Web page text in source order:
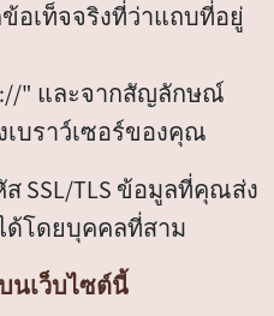
อเท็จจริงที่ว่าแถบที่อยู่
" และจากสัญลักษณ์
บราว์เซอร์ของคุณ
SSL/TLS ข้อมูลที่คุณส่ง
ด้โดยบุคคลที่สาม
นเว็บไซต์นี้